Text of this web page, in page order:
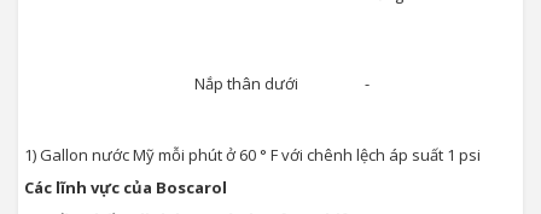
Nắp thân dưới -
1) Gallon nước Mỹ mỗi phút ở 60 ° F với chênh lệch áp suất 1 psi
Các lĩnh vực của Boscarol